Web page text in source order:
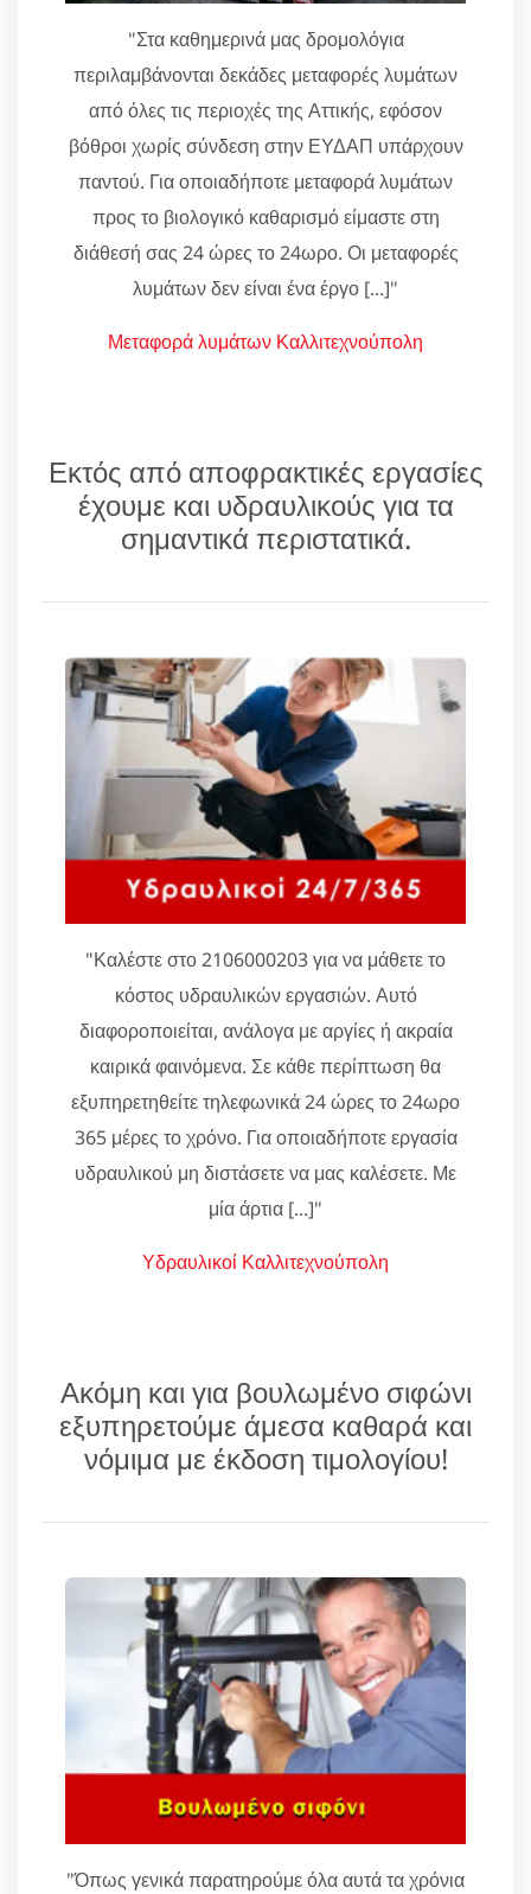
"Στα καθημερινά μας δρομολόγια
περιλαμβάνονται δεκάδες μεταφορές λυμάτων
από όλες τις περιοχές της Αττικής, εφόσον
βόθροι χωρίς σύνδεση στην ΕΥΔΑΠ υπάρχουν
παντού. Για οποιαδήποτε μεταφορά λυμάτων
προς το βιολογικό καθαρισμό είμαστε στη
διάθεσή σας 24 ώρες το 24ωρο. Οι μεταφορές
λυμάτων δεν είναι ένα έργο [...]"
Μεταφορά λυμάτων Καλλιτεχνούπολη
Εκτός από αποφρακτικές εργασίες
έχουμε και υδραυλικούς για τα
σημαντικά περιστατικά.
"Καλέστε στο 2106000203 για να μάθετε το
κόστος υδραυλικών εργασιών. Αυτό
διαφοροποιείται, ανάλογα με αργίες ή ακραία
καιρικά φαινόμενα. Σε κάθε περίπτωση θα
εξυπηρετηθείτε τηλεφωνικά 24 ώρες το 24ωρο
365 μέρες το χρόνο. Για οποιαδήποτε εργασία
υδραυλικού μη διστάσετε να μας καλέσετε. Με
μία άρτια [...]"
Υδραυλικοί Καλλιτεχνούπολη
Ακόμη και για βουλωμένο σιφώνι
εξυπηρετούμε άμεσα καθαρά και
νόμιμα με έκδοση τιμολογίου!
"Όπως γενικά παρατηρούμε όλα αυτά τα χρόνια